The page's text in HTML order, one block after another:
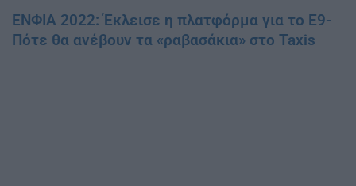
ΕΝΦΙΑ 2022: Έκλεισε η πλατφόρμα για το Ε9-
Πότε θα ανέβουν τα «ραβασάκια» στο Taxis